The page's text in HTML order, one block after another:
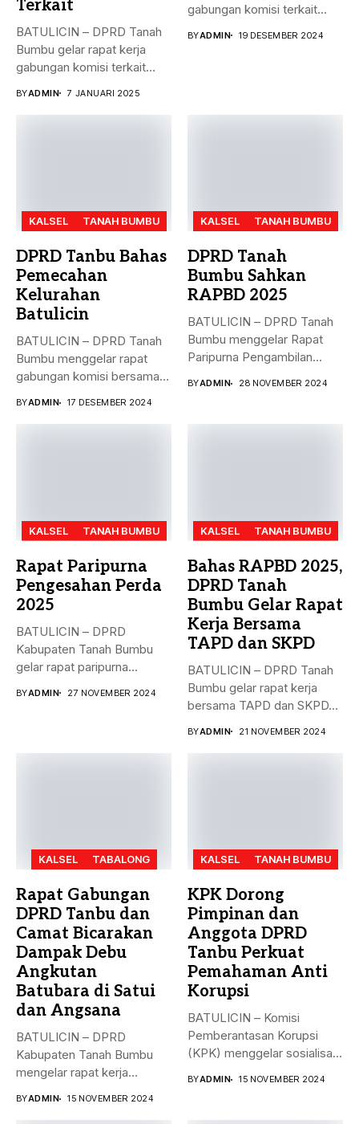
Terkait
BATULICIN – DPRD Tanah
Bumbu gelar rapat kerja
gabungan komisi terkait
BYADMIN 7 JANUARI 2025
gabungan komisi terkait
BYADMIN 19 DESEMBER 2024
KALSEL TANAH BUMBU
DPRD Tanbu Bahas
Pemecahan
Kelurahan
Batulicin
BATULICIN – DPRD Tanah
Bumbu menggelar rapat
gabungan komisi bersama
BYADMIN 17 DESEMBER 2024
KALSEL TANAH BUMBU
DPRD Tanah
Bumbu Sahkan
RAPBD 2025
BATULICIN – DPRD Tanah
Bumbu menggelar Rapat
Paripurna Pengambilan
BYADMIN 28 NOVEMBER 2024
KALSEL TANAH BUMBU
Rapat Paripurna
Pengesahan Perda
2025
BATULICIN – DPRD
Kabupaten Tanah Bumbu
gelar rapat paripurna
BYADMIN 27 NOVEMBER 2024
KALSEL TANAH BUMBU
Bahas RAPBD 2025,
DPRD Tanah
Bumbu Gelar Rapat
Kerja Bersama
TAPD dan SKPD
BATULICIN – DPRD Tanah
Bumbu gelar rapat kerja
bersama TAPD dan SKPD...
BYADMIN 21 NOVEMBER 2024
KALSEL TABALONG
Rapat Gabungan
DPRD Tanbu dan
Camat Bicarakan
Dampak Debu
Angkutan
Batubara di Satui
dan Angsana
BATULICIN – DPRD
Kabupaten Tanah Bumbu
mengelar rapat kerja
BYADMIN 15 NOVEMBER 2024
KALSEL TANAH BUMBU
KPK Dorong
Pimpinan dan
Anggota DPRD
Tanbu Perkuat
Pemahaman Anti
Korupsi
BATULICIN – Komisi
Pemberantasan Korupsi
(KPK) menggelar sosialisasi
BYADMIN 15 NOVEMBER 2024